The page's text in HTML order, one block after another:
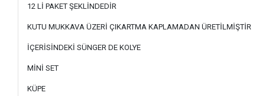
12 Lİ PAKET ŞEKLİNDEDİR
KUTU MUKKAVA ÜZERİ ÇIKARTMA KAPLAMADAN ÜRETİLMİŞTİR
İÇERİSİNDEKİ SÜNGER DE KOLYE
MİNİ SET
KÜPE